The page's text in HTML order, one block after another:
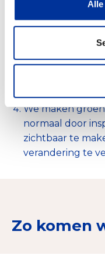
vernieuwende
bedrijven en
zorgen dat
naar beleid en,
stappen te
We maken
normaal door
zichtbaar te
verandering te
Zo komen